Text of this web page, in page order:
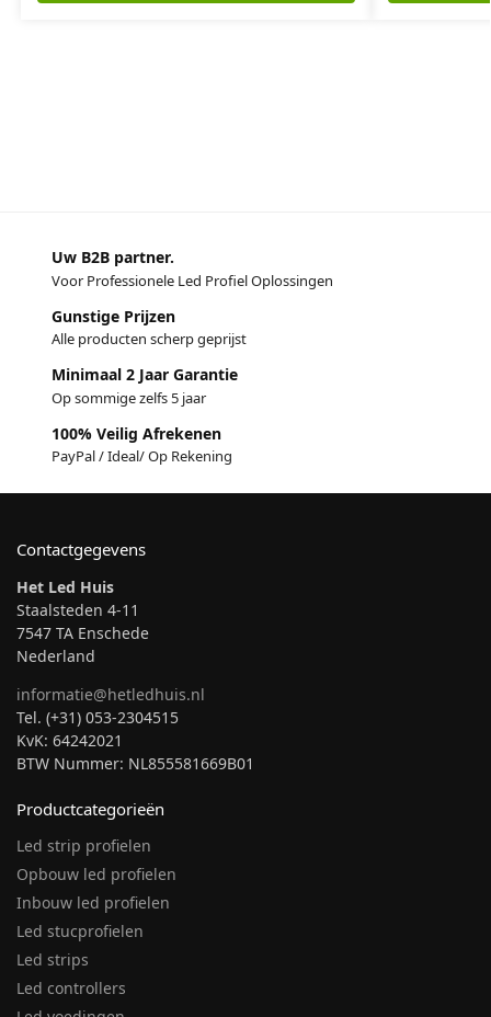
Uw B2B partner.
Voor Professionele Led Profiel Oplossingen
Gunstige Prijzen
Alle producten scherp geprijst
Minimaal 2 Jaar Garantie
Op sommige zelfs 5 jaar
100% Veilig Afrekenen
PayPal / Ideal/ Op Rekening
Contactgegevens
Het Led Huis
Staalsteden 4-11
7547 TA Enschede
Nederland
informatie@hetledhuis.nl
Tel. (+31) 053-2304515
KvK: 64242021
BTW Nummer: NL855581669B01
Productcategorieën
Led strip profielen
Opbouw led profielen
Inbouw led profielen
Led stucprofielen
Led strips
Led controllers